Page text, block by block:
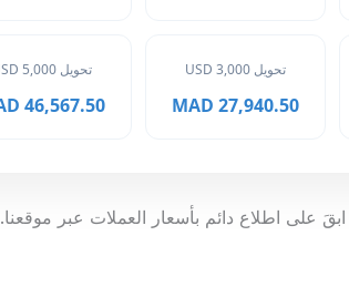
تحويل 3,000 USD
27,940.50 MAD
تحويل 5,000 USD
46,567.50 MAD
على اطلاع دائم بأسعار العملات عبر موقعنا.